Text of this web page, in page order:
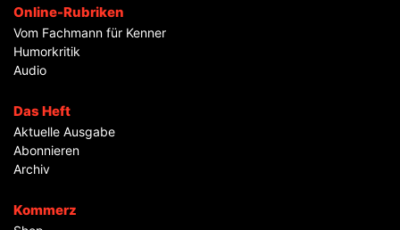
Online-Rubriken
Vom Fachmann für Kenner
Humorkritik
Audio
Das Heft
Aktuelle Ausgabe
Abonnieren
Archiv
Kommerz